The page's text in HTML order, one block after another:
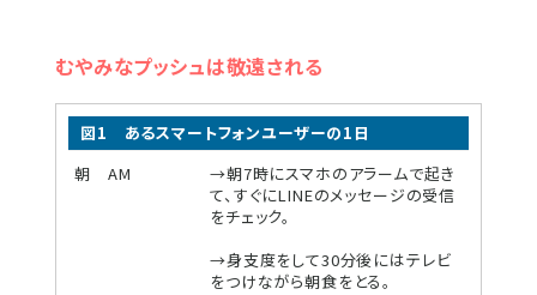
むやみなプッシュは敬遠される
図1 あるスマートフォンユーザーの1日
朝 AM
→朝7時にスマホのアラームで起き
て、すぐにLINEのメッセージの受信
をチェック。
→身支度をして30分後にはテレビ
をつけながら朝食をとる。